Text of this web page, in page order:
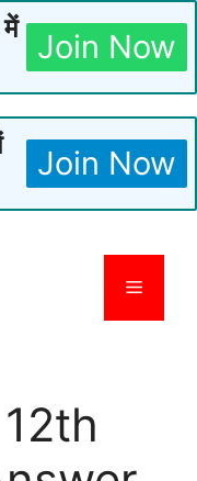
Join Now
Join Now
Menu